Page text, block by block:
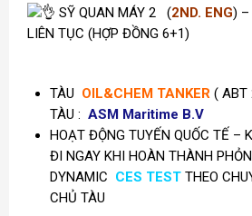
SỸ QUAN MÁY 2 (2ND. ENG) –
LIÊN TỤC (HỢP ĐỒNG 6+1)
TÀU OIL&CHEM TANKER ( ABT
TÀU : ASM Maritime B.V
HOẠT ĐỘNG TUYẾN QUỐC TẾ –
ĐI NGAY KHI HOÀN THÀNH
DYNAMIC CES TEST THEO
CHỦ TÀU